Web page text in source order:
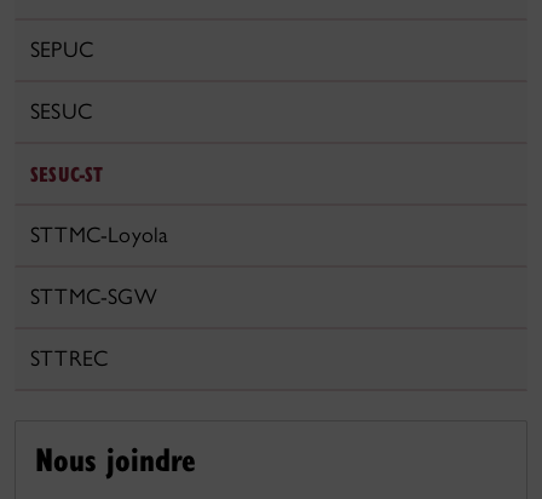
SEPUC
SESUC
SESUC-ST
STTMC-Loyola
STTMC-SGW
STTREC
Nous joindre